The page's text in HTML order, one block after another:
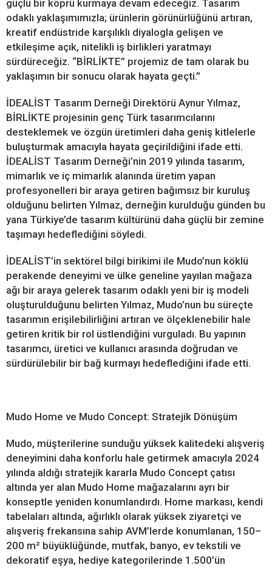
güçlü bir köprü kurmaya devam edeceğiz. Tasarım
odaklı yaklaşımımızla; ürünlerin görünürlüğünü artıran,
kreatif endüstride karşılıklı diyalogla gelişen ve
etkileşime açık, nitelikli iş birlikleri yaratmayı
sürdüreceğiz. “BİRLİKTE” projemiz de tam olarak bu
yaklaşımın bir sonucu olarak hayata geçti.”
İDEALİST Tasarım Derneği Direktörü Aynur Yılmaz,
BİRLİKTE projesinin genç Türk tasarımcılarını
desteklemek ve özgün üretimleri daha geniş kitlelerle
buluşturmak amacıyla hayata geçirildiğini ifade etti.
İDEALİST Tasarım Derneği’nin 2019 yılında tasarım,
mimarlık ve iç mimarlık alanında üretim yapan
profesyonelleri bir araya getiren bağımsız bir kuruluş
olduğunu belirten Yılmaz, derneğin kurulduğu günden bu
yana Türkiye’de tasarım kültürünü daha güçlü bir zemine
taşımayı hedeflediğini söyledi.
İDEALİST’in sektörel bilgi birikimi ile Mudo’nun köklü
perakende deneyimi ve ülke geneline yayılan mağaza
ağı bir araya gelerek tasarım odaklı yeni bir iş modeli
oluşturulduğunu belirten Yılmaz, Mudo’nun bu süreçte
tasarımın erişilebilirliğini artıran ve ölçeklenebilir hale
getiren kritik bir rol üstlendiğini vurguladı. Bu yapının
tasarımcı, üretici ve kullanıcı arasında doğrudan ve
sürdürülebilir bir bağ kurmayı hedeflediğini ifade etti.
Mudo Home ve Mudo Concept: Stratejik Dönüşüm
Mudo, müşterilerine sunduğu yüksek kalitedeki alışveriş
deneyimini daha konforlu hale getirmek amacıyla 2024
yılında aldığı stratejik kararla Mudo Concept çatısı
altında yer alan Mudo Home mağazalarını ayrı bir
konseptle yeniden konumlandırdı. Home markası, kendi
tabelaları altında, ağırlıklı olarak yüksek ziyaretçi ve
alışveriş frekansına sahip AVM’lerde konumlanan, 150–
200 m² büyüklüğünde, mutfak, banyo, ev tekstili ve
dekoratif eşya, hediye kategorilerinde 1.500’ün